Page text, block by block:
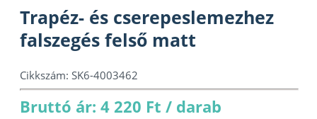
Trapéz- és cserepeslemezhez
falszegés felső matt
Cikkszám: SK6-4003462
Bruttó ár: 4 220 Ft / darab